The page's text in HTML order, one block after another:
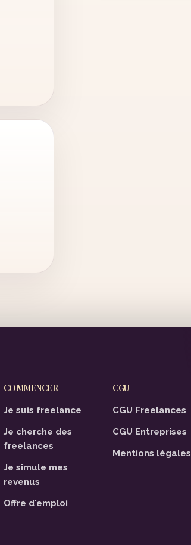
COMMENCER
Je suis freelance
Je cherche des
freelances
Je simule mes
revenus
Offre d'emploi
CGU
CGU Freelances
CGU Entreprises
Mentions légales